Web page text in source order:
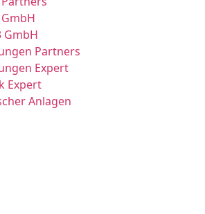
GmbH
Partners
Expert
Expert
Anlagen